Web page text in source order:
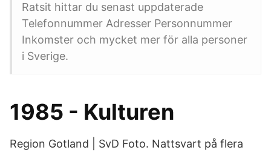
Ratsit hittar du senast uppdaterade
Telefonnummer Adresser Personnummer
Inkomster och mycket mer för alla personer
i Sverige.
1985 - Kulturen
Region Gotland | SvD Foto. Nattsvart på flera